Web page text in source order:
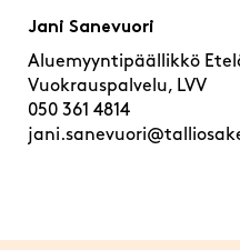
Jani Sanevuori
Aluemyyntipäällikkö
Vuokrauspalvelu, LVV
050 361 4814